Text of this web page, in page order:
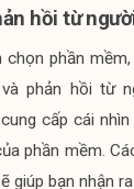
hồi từ
phần
phản hồi từ
cấp cái nhìn
phần mềm.
giúp bạn nhận